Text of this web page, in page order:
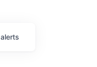
alerts